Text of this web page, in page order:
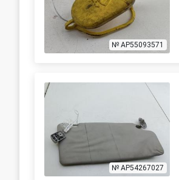
№ AP55093571
№ AP54267027